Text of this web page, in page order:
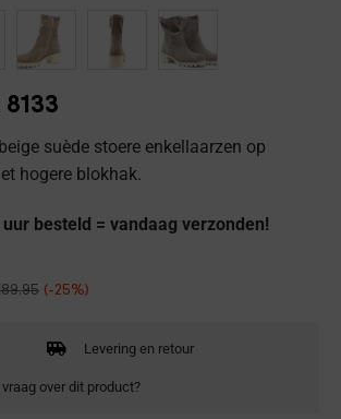
suède stoere enkellaarzen op
hogere blokhak.
besteld = vandaag verzonden!
(-25%)
Levering en retour
over dit product?